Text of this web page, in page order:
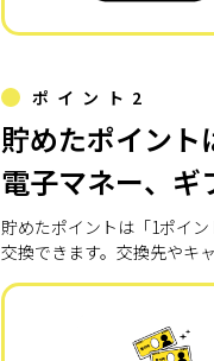
ポイント2
貯めたポイント
電子マネー、ギ
貯めたポイントは「1ポイ
交換できます。交換先やキ